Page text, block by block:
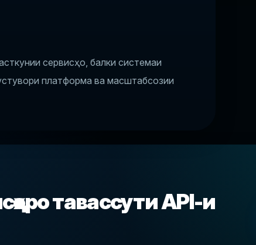
сервисҳо, балки системаи
платформа ва масштабсозии
тавассути API-и